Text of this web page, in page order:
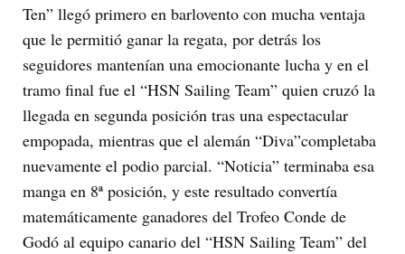
Ten” llegó primero en barlovento con mucha ventaja
que le permitió ganar la regata, por detrás los
seguidores mantenían una emocionante lucha y en el
tramo final fue el “HSN Sailing Team” quien cruzó la
llegada en segunda posición tras una espectacular
empopada, mientras que el alemán “Diva”completaba
nuevamente el podio parcial. “Noticia” terminaba esa
manga en 8ª posición, y este resultado convertía
matemáticamente ganadores del Trofeo Conde de
Godó al equipo canario del “HSN Sailing Team” del